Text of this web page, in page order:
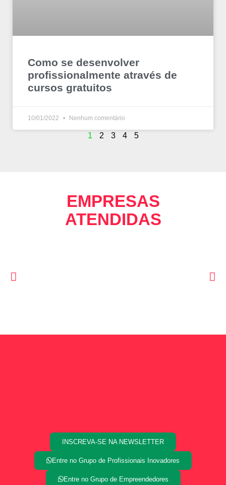
Como se desenvolver
profissionalmente através de
cursos gratuitos
10/01/2022 Nenhum comentário
1 2 3 4 5
EMPRESAS
ATENDIDAS
INSCREVA-SE NA NEWSLETTER
Entre no Grupo de Profissionais Inovadores
Entre no Grupo de Empreendedores